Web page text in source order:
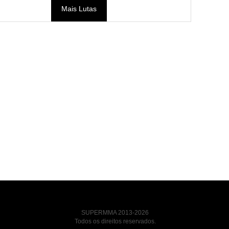
Mais Lutas
SUPERMMA 2013-2026
Todos os direitos reservados.